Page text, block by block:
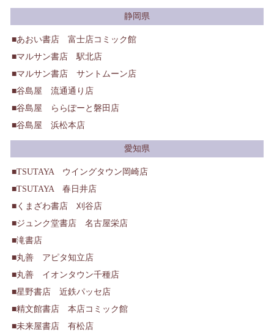
静岡県
あおい書店 富士店コミック館
マルサン書店 駅北店
マルサン書店 サントムーン店
谷島屋 流通通り店
谷島屋 ららぽーと磐田店
谷島屋 浜松本店
愛知県
TSUTAYA ウイングタウン岡崎店
TSUTAYA 春日井店
くまざわ書店 刈谷店
ジュンク堂書店 名古屋栄店
滝書店
丸善 アピタ知立店
丸善 イオンタウン千種店
星野書店 近鉄パッセ店
精文館書店 本店コミック館
未来屋書店 有松店